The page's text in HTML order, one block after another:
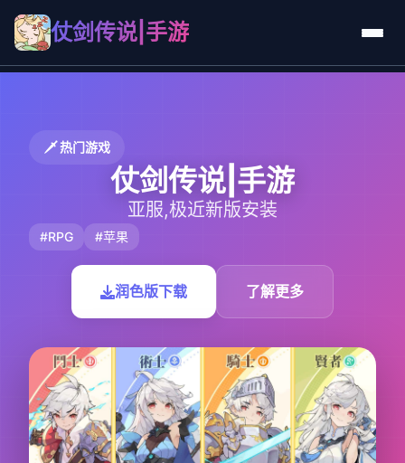
仗剑传说|手游
🗡️ 热门游戏
仗剑传说|手游
亚服,极近新版安装
#RPG #苹果
润色版下载 了解更多